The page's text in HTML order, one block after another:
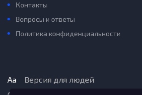
Контакты
Вопросы и ответы
Политика конфиденциальности
Aa Версия для людей